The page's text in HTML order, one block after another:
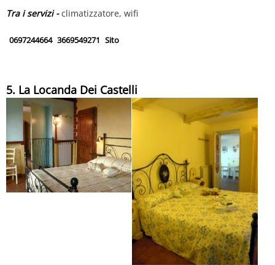
Tra i servizi -climatizzatore, wifi
0697244664 3669549271 Sito
5. La Locanda Dei Castelli